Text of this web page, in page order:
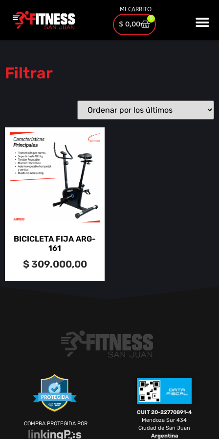
MI CARRITO
$ 0,00
0
Filtrar
BICICLETA FIJA ARG-
161
$309.000,00
COMPRA PROTEGIDA POR
CUIT 20-22770891-4
Mendoza Sur 434
Ciudad de San Juan
Argentina